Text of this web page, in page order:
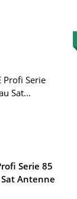
Serie 85
Antenne